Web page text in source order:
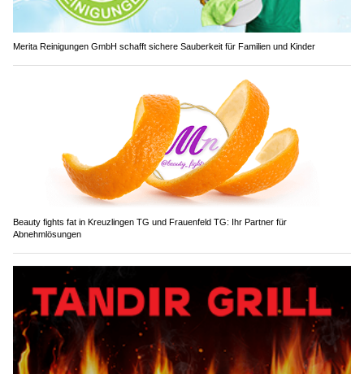
Merita Reinigungen GmbH schafft sichere Sauberkeit für Familien und Kinder
Beauty fights fat in Kreuzlingen TG und Frauenfeld TG: Ihr Partner für
Abnehmlösungen